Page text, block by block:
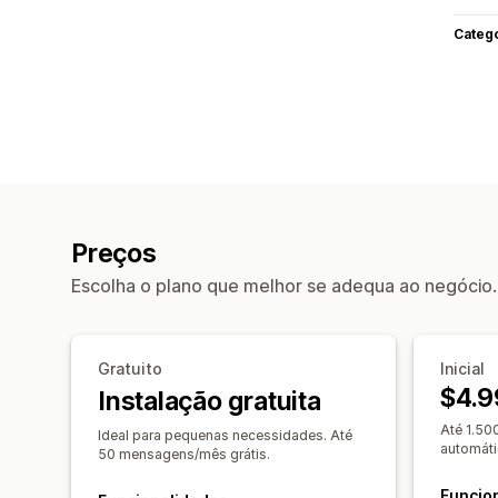
Preços
Escolha o plano que melhor se adequa ao negócio.
Gratuito
Instalação gratuita
Ideal para pequenas necessidades. Até
50 mensagens/mês grátis.
Inicial
Até